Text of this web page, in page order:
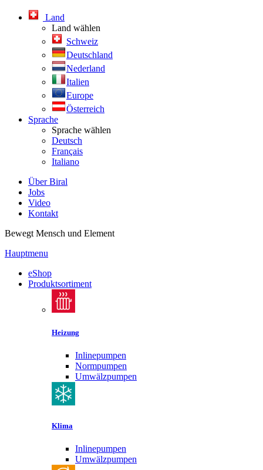
Land
Land wählen
Schweiz
Deutschland
Nederland
Italien
Europe
Österreich
Sprache
Sprache wählen
Deutsch
Français
Italiano
Über Biral
Jobs
Video
Kontakt
Bewegt Mensch und Element
Hauptmenu
eShop
Produktsortiment
Heizung
Inlinepumpen
Normpumpen
Umwälzpumpen
Klima
Inlinepumpen
Umwälzpumpen